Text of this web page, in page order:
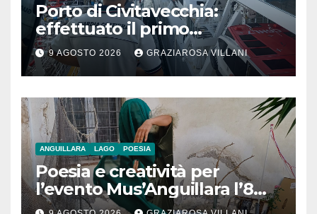
Porto di Civitavecchia:
effettuato il primo
rifornimento di GNL ad una
nave da crociera
9 AGOSTO 2026 GRAZIAROSA VILLANI
ANGUILLARA LAGO POESIA
Poesia e creatività per
l’evento Mus’Anguillara l’8
agosto 2026 al Museo